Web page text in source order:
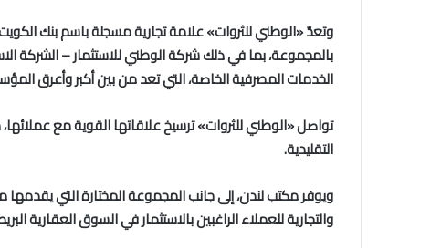
وتعدّ «الوطني للثروات» علامة تجارية مسجلة باسم بنك
بالمجموعة، بما في ذلك شركة الوطني للاستثمار – الشركة
الخدمات المصرفية الخاصة، التي تعد من بين أكبر وأعرق
تواصل «الوطني للثروات» ترسيخ علاقاتها القوية مع
التقليدية.
ويوفر مكتب لندن، إلى جانب المجموعة المختارة التي
والتجارية للعملاء الراغبين بالاستثمار في السوق العقارية